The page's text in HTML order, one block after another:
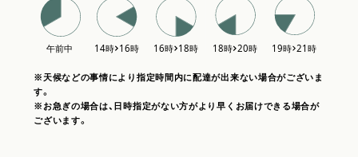
※天候などの事情により指定時間内に配達が出来ない場合がございま
す。
※お急ぎの場合は、日時指定がない方がより早くお届けできる場合が
ございます。